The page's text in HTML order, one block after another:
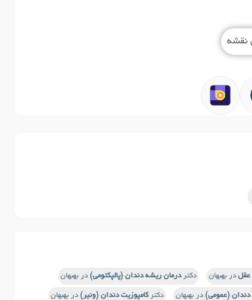
نقشه
عقل در بهبهان دکتردرمان ریشه دندان (پالپکتومی) در بهبهان
دندان (عمومی) در بهبهان دکترکامپوزیت دندان (ونیر) در بهبهان